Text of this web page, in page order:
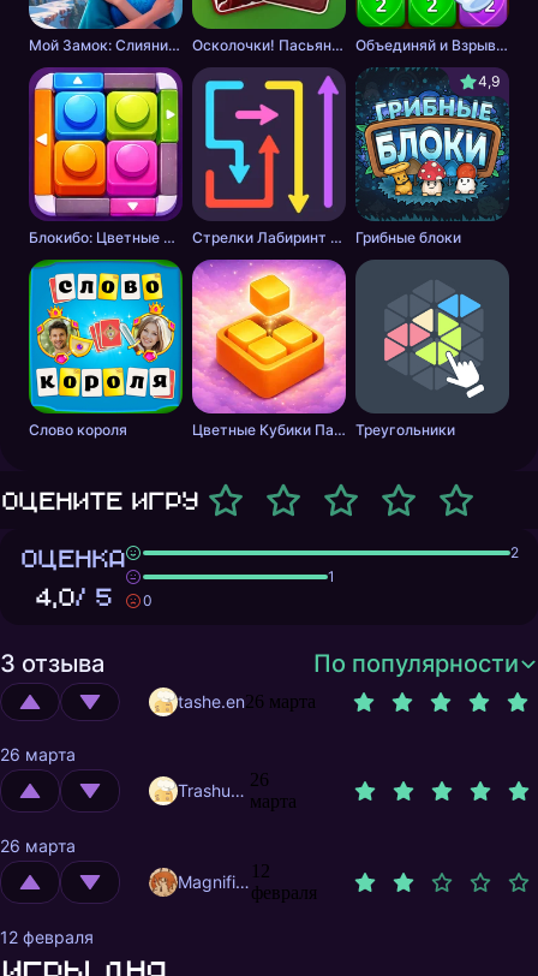
Мой Замок: Слияние и История Осколочки! Пасьянс Собери картинки Объединяй и Взрывай + 2048
Блокибо: Цветные блоки Стрелки Лабиринт - Цветной путь
4,9
Грибные блоки
Слово короля Цветные Кубики Пазл Треугольники
Оцените игру
ОЦЕНКА
4,0/ 5
2
1
0
3 отзыва По популярности
tashe.en26 марта
26 марта
Trashuser
26
марта
26 марта
MagnificentMrFox
12
февраля
12 февраля